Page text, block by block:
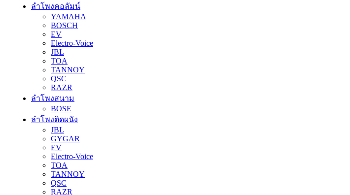
ลำโพงคอลัมน์
YAMAHA
BOSCH
EV
Electro-Voice
JBL
TOA
TANNOY
QSC
RAZR
ลำโพงสนาม
BOSE
ลำโพงติดผนัง
JBL
GYGAR
EV
Electro-Voice
TOA
TANNOY
QSC
RAZR